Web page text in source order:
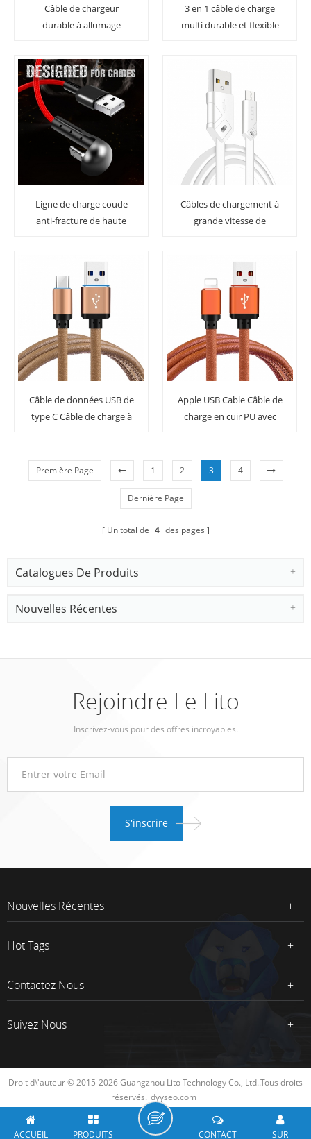
Câble de chargeur
durable à allumage
Câble de chargement
rapide Câble USB Micro /
I5 / Type C
3 en 1 câble de charge
multi durable et flexible
Ligne de charge coude
anti-fracture de haute
chargeur de jeu USB
rapide
Câbles de chargement à
grande vitesse de
Samsung
Câble de données USB de
type C Câble de charge à
Apple USB Cable Câble de
charge en cuir PU avec
Première Page 1 2 3 4
Dernière Page
Un total de 4 des pages
Catalogues De Produits
Nouvelles Récentes
Rejoindre Le Lito
Inscrivez-vous pour des offres incroyables.
Nouvelles Récentes
Hot Tags
Contactez Nous
Suivez Nous
Droit d\'auteur © 2015-2026 Guangzhou Lito Technology Co., Ltd..Tous droits
réservés. dyyseo.com
ACCUEIL PRODUITS SUR
CONTACT